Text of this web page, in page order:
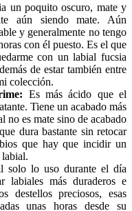
un poquito oscuro, mate y
aún siendo mate. Aún
y generalmente no tengo
con él puesto. Es el que
con un labial fucsia
de estar también entre
colección.
Es más ácido que el
Tiene un acabado más
no es mate sino de acabado
dura bastante sin retocar
que hay que incidir un
labial.
solo lo uso durante el día
labiales más duraderos e
destellos preciosos, esas
unas horas desde su